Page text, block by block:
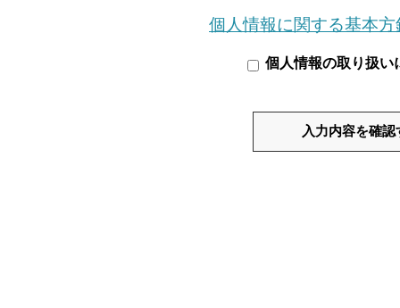
個人情報に関する基本
個人情報の取り扱い